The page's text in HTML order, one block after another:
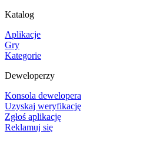
Katalog
Aplikacje
Gry
Kategorie
Deweloperzy
Konsola dewelopera
Uzyskaj weryfikację
Zgłoś aplikację
Reklamuj się